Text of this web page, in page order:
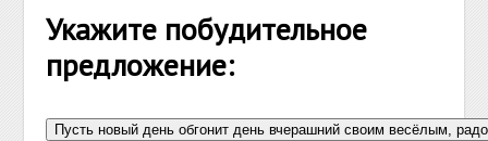
Укажите побудительное
предложение: